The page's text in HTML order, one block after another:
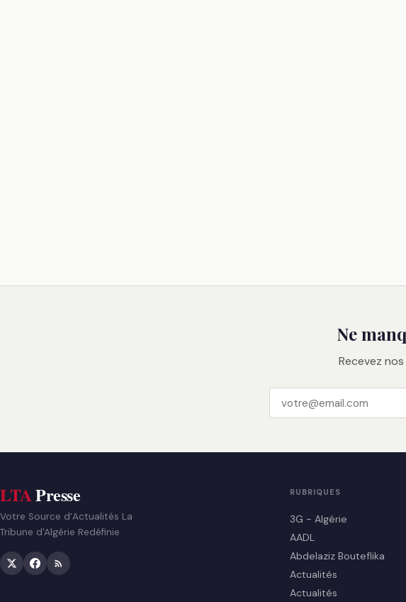
Ne
Recevez
LTAPresse
Votre Source d’Actualités La
Tribune d'Algérie Redéfinie
RUBRIQUES
3G - Algérie
AADL
Abdelaziz Bouteflika
Actualités
Actualités